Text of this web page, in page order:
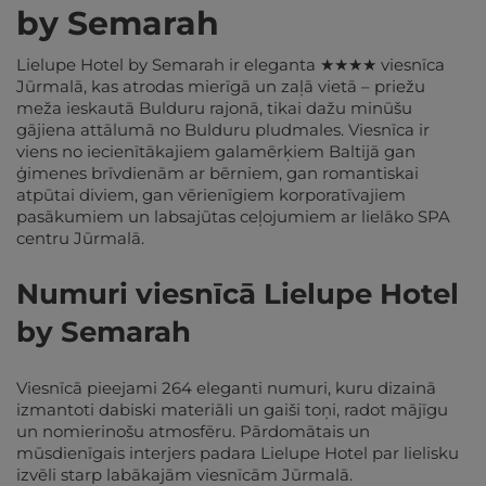
by Semarah
Lielupe Hotel by Semarah ir eleganta ★★★★ viesnīca
Jūrmalā, kas atrodas mierīgā un zaļā vietā – priežu
meža ieskautā Bulduru rajonā, tikai dažu minūšu
gājiena attālumā no Bulduru pludmales. Viesnīca ir
viens no iecienītākajiem galamērķiem Baltijā gan
ģimenes brīvdienām ar bērniem, gan romantiskai
atpūtai diviem, gan vērienīgiem korporatīvajiem
pasākumiem un labsajūtas ceļojumiem ar lielāko SPA
centru Jūrmalā.
Numuri viesnīcā Lielupe Hotel
by Semarah
Viesnīcā pieejami 264 eleganti numuri, kuru dizainā
izmantoti dabiski materiāli un gaiši toņi, radot mājīgu
un nomierinošu atmosfēru. Pārdomātais un
mūsdienīgais interjers padara Lielupe Hotel par lielisku
izvēli starp labākajām viesnīcām Jūrmalā.